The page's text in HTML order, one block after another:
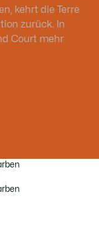
kehrt die Terre
zurück. In
Court mehr